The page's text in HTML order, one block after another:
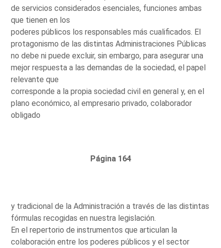
de servicios considerados esenciales, funciones ambas
que tienen en los
poderes públicos los responsables más cualificados. El
protagonismo de las distintas Administraciones Públicas
no debe ni puede excluir, sin embargo, para asegurar una
mejor respuesta a las demandas de la sociedad, el papel
relevante que
corresponde a la propia sociedad civil en general y, en el
plano económico, al empresario privado, colaborador
obligado
Página 164
y tradicional de la Administración a través de las distintas
fórmulas recogidas en nuestra legislación.
En el repertorio de instrumentos que articulan la
colaboración entre los poderes públicos y el sector